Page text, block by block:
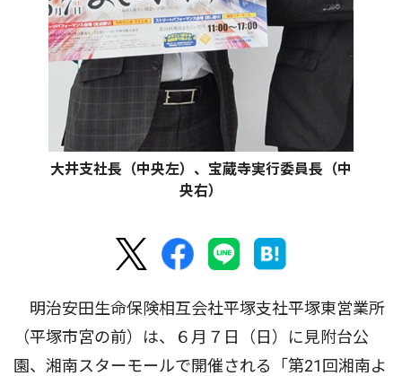
大井支社長（中央左）、宝蔵寺実行委員長（中
央右）
明治安田生命保険相互会社平塚支社平塚東営業所
（平塚市宮の前）は、６月７日（日）に見附台公
園、湘南スターモールで開催される「第21回湘南よ